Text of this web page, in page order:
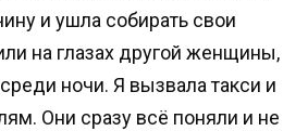
и ушла собирать свои
на глазах другой женщины,
ночи. Я вызвала такси и
Они сразу всё поняли и не